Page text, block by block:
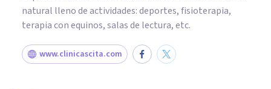
natural lleno de actividades: deportes, fisioterapia,
terapia con equinos, salas de lectura, etc.
www.clinicascita.com